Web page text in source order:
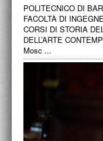
POLITECNICO DI
FACOLTÀ DI
CORSI DI STORIA
DELL’ARTE
Mosc ...